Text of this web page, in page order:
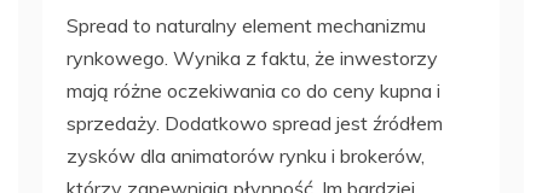
Spread to naturalny element mechanizmu
rynkowego. Wynika z faktu, że inwestorzy
mają różne oczekiwania co do ceny kupna i
sprzedaży. Dodatkowo spread jest źródłem
zysków dla animatorów rynku i brokerów,
którzy zapewniają płynność. Im bardziej